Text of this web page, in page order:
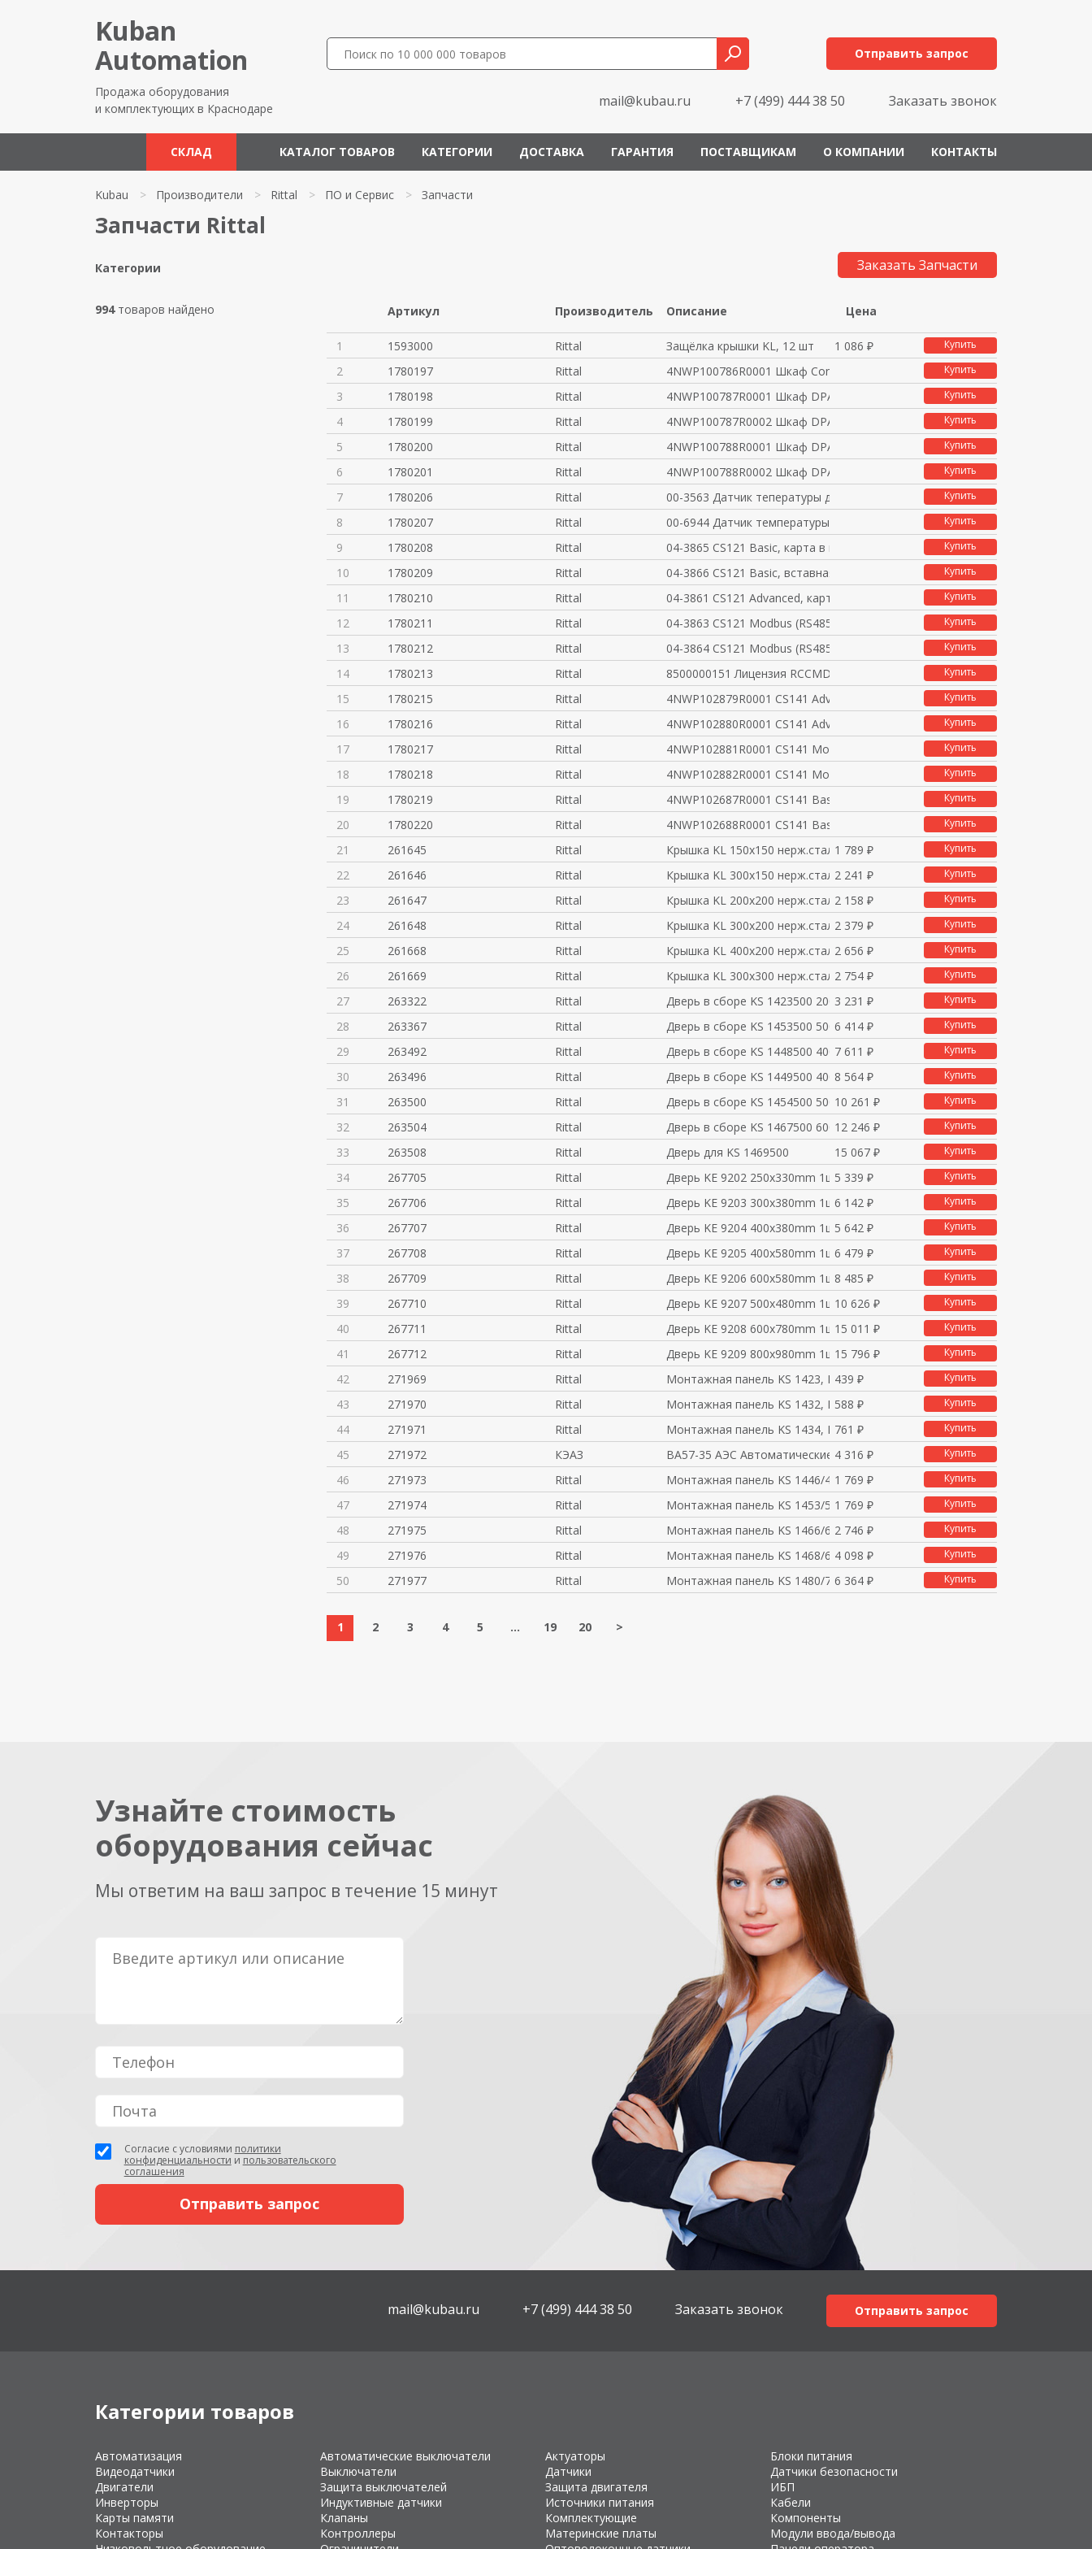
Kuban
Automation
Продажа оборудования
и комплектующих в Краснодаре
Отправить запрос
mail@kubau.ru +7 (499) 444 38 50 Заказать звонок
СКЛАД КАТАЛОГ ТОВАРОВ КАТЕГОРИИ ДОСТАВКА ГАРАНТИЯ ПОСТАВЩИКАМ О КОМПАНИИ КОНТАКТЫ
Kubau > Производители > Rittal > ПО и Сервис > Запчасти
Запчасти Rittal
Категории
994товаров найдено
Заказать Запчасти
Артикул Производитель Описание Цена
1 1593000 Rittal Защёлка крышки KL, 12 шт 1 086 ₽ Купить
2 1780197 Rittal 4NWP100786R0001 Шкаф Conceptpo Купить
3 1780198 Rittal 4NWP100787R0001 Шкаф DPA UPSca Купить
4 1780199 Rittal 4NWP100787R0002 Шкаф DPA UPSca Купить
5 1780200 Rittal 4NWP100788R0001 Шкаф DPA UPSca Купить
6 1780201 Rittal 4NWP100788R0002 Шкаф DPA UPSca Купить
7 1780206 Rittal 00-3563 Датчик тепературы для Купить
8 1780207 Rittal 00-6944 Датчик температуры для Купить
9 1780208 Rittal 04-3865 CS121 Basic, карта в к Купить
10 1780209 Rittal 04-3866 CS121 Basic, вставная Купить
11 1780210 Rittal 04-3861 CS121 Advanced, карта Купить
12 1780211 Rittal 04-3863 CS121 Modbus (RS485), Купить
13 1780212 Rittal 04-3864 CS121 Modbus (RS485), Купить
14 1780213 Rittal 8500000151 Лицензия RCCMD для Купить
15 1780215 Rittal 4NWP102879R0001 CS141 Advanced Купить
16 1780216 Rittal 4NWP102880R0001 CS141 Advanced Купить
17 1780217 Rittal 4NWP102881R0001 CS141 Modus, в Купить
18 1780218 Rittal 4NWP102882R0001 CS141 Modus, в Купить
19 1780219 Rittal 4NWP102687R0001 CS141 Basic, в Купить
20 1780220 Rittal 4NWP102688R0001 CS141 Basic, в Купить
21 261645 Rittal Крышка KL 150x150 нерж.сталь н1 789 ₽ Купить
22 261646 Rittal Крышка KL 300x150 нерж.сталь н2 241 ₽ Купить
23 261647 Rittal Крышка KL 200x200 нерж.сталь н2 158 ₽ Купить
24 261648 Rittal Крышка KL 300x200 нерж.сталь н2 379 ₽ Купить
25 261668 Rittal Крышка KL 400x200 нерж.сталь н2 656 ₽ Купить
26 261669 Rittal Крышка KL 300x300 нерж.сталь н2 754 ₽ Купить
27 263322 Rittal Дверь в сборе KS 1423500 200x23 231 ₽ Купить
28 263367 Rittal Дверь в сборе KS 1453500 500x46 414 ₽ Купить
29 263492 Rittal Дверь в сборе KS 1448500 400x37 611 ₽ Купить
30 263496 Rittal Дверь в сборе KS 1449500 400x58 564 ₽ Купить
31 263500 Rittal Дверь в сборе KS 1454500 500x410 261 ₽ Купить
32 263504 Rittal Дверь в сборе KS 1467500 600x512 246 ₽ Купить
33 263508 Rittal Дверь для KS 1469500 15 067 ₽ Купить
34 267705 Rittal Дверь KE 9202 250x330mm 1шт5 339 ₽ Купить
35 267706 Rittal Дверь KE 9203 300x380mm 1шт6 142 ₽ Купить
36 267707 Rittal Дверь KE 9204 400x380mm 1шт5 642 ₽ Купить
37 267708 Rittal Дверь KE 9205 400x580mm 1шт6 479 ₽ Купить
38 267709 Rittal Дверь KE 9206 600x580mm 1шт8 485 ₽ Купить
39 267710 Rittal Дверь KE 9207 500x480mm 1шт10 626 ₽ Купить
40 267711 Rittal Дверь KE 9208 600x780mm 1шт15 011 ₽ Купить
41 267712 Rittal Дверь KE 9209 800x980mm 1шт15 796 ₽ Купить
42 271969 Rittal Монтажная панель KS 1423, KE 9
439 ₽ Купить
43 271970 Rittal Монтажная панель KS 1432, KE 9
588 ₽ Купить
44 271971 Rittal Монтажная панель KS 1434, KE 9
761 ₽ Купить
45 271972 КЭАЗ ВА57-35 АЭС Автоматические вык4 316 ₽ Купить
46 271973 Rittal Монтажная панель KS 1446/49, 91 769 ₽ Купить
47 271974 Rittal Монтажная панель KS 1453/54, 91 769 ₽ Купить
48 271975 Rittal Монтажная панель KS 1466/67, 92 746 ₽ Купить
49 271976 Rittal Монтажная панель KS 1468/69, 94 098 ₽ Купить
50 271977 Rittal Монтажная панель KS 1480/79, 96 364 ₽ Купить
1 2 3 4 5 ... 19 20 >
Узнайте стоимость
оборудования сейчас
Мы ответим на ваш запрос в течение 15 минут
Согласие с условиями политики
конфиденциальности и пользовательского
соглашения
mail@kubau.ru +7 (499) 444 38 50 Заказать звонок Отправить запрос
Категории товаров
Автоматизация Автоматические выключатели Актуаторы
Блоки питания
Видеодатчики
Выключатели Датчики
Датчики безопасности
Двигатели
Защита выключателей Защита двигателя
ИБП
Инверторы
Индуктивные датчики Источники питания
Кабели
Карты памяти
Клапаны Комплектующие
Компоненты
Контакторы
Контроллеры Материнские платы
Модули ввода/вывода